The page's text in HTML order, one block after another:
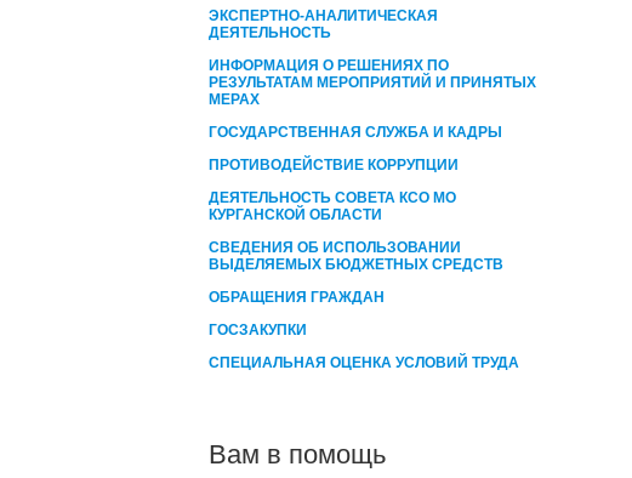
ЭКСПЕРТНО-АНАЛИТИЧЕСКАЯ
ДЕЯТЕЛЬНОСТЬ
ИНФОРМАЦИЯ О РЕШЕНИЯХ ПО
РЕЗУЛЬТАТАМ МЕРОПРИЯТИЙ И ПРИНЯТЫХ
МЕРАХ
ГОСУДАРСТВЕННАЯ СЛУЖБА И КАДРЫ
ПРОТИВОДЕЙСТВИЕ КОРРУПЦИИ
ДЕЯТЕЛЬНОСТЬ СОВЕТА КСО МО
КУРГАНСКОЙ ОБЛАСТИ
СВЕДЕНИЯ ОБ ИСПОЛЬЗОВАНИИ
ВЫДЕЛЯЕМЫХ БЮДЖЕТНЫХ СРЕДСТВ
ОБРАЩЕНИЯ ГРАЖДАН
ГОСЗАКУПКИ
СПЕЦИАЛЬНАЯ ОЦЕНКА УСЛОВИЙ ТРУДА
Вам в помощь